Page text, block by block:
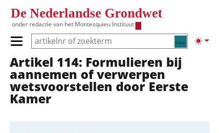
De Nederlandse Grondwet
onder redactie van het Montesquieu Instituut
Zoeken
Primair menu tonen/verbergen
Hoofdnavigatie
Artikel 114: Formulieren bij
aannemen of verwerpen
wetsvoorstellen door Eerste
Kamer